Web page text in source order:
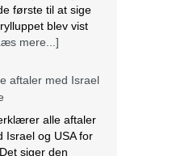
første til at sige
blev vist
mere...]
aftaler med Israel
alle aftaler
Israel og USA for
siger den